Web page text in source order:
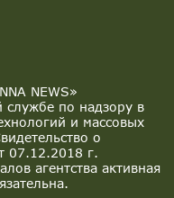
NEWS»
службе по надзору в
и массовых
о
07.12.2018 г.
агентства активная